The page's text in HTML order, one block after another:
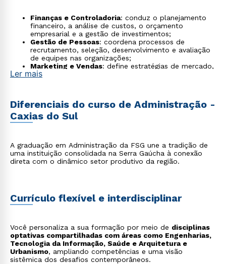
Finanças e Controladoria: conduz o planejamento
financeiro, a análise de custos, o orçamento
empresarial e a gestão de investimentos;
Gestão de Pessoas: coordena processos de
recrutamento, seleção, desenvolvimento e avaliação
de equipes nas organizações;
Marketing e Vendas: define estratégias de mercado,
planeja campanhas de branding e conduz o
suprimentos, processos produtivos, estoques e
distribuição em empresas de diferentes portes;
Empreendedorismo
estabelecidas;
Análise de Dados e Business Intelligence:
transforma dados em indicadores, dashboards e
inovação corporativa;
Sustentabilidade e ESG: gerencia práticas
Ler mais
Diferenciais do curso de Administração -
Caxias do Sul
A graduação em Administração da FSG une a tradição de
uma instituição consolidada na Serra Gaúcha à conexão
direta com o dinâmico setor produtivo da região.
Currículo flexível e interdisciplinar
Você personaliza a sua formação por meio de disciplinas
optativas compartilhadas com áreas como Engenharias,
Tecnologia da Informação, Saúde e Arquitetura e
Urbanismo, ampliando competências e uma visão
sistêmica dos desafios contemporâneos.